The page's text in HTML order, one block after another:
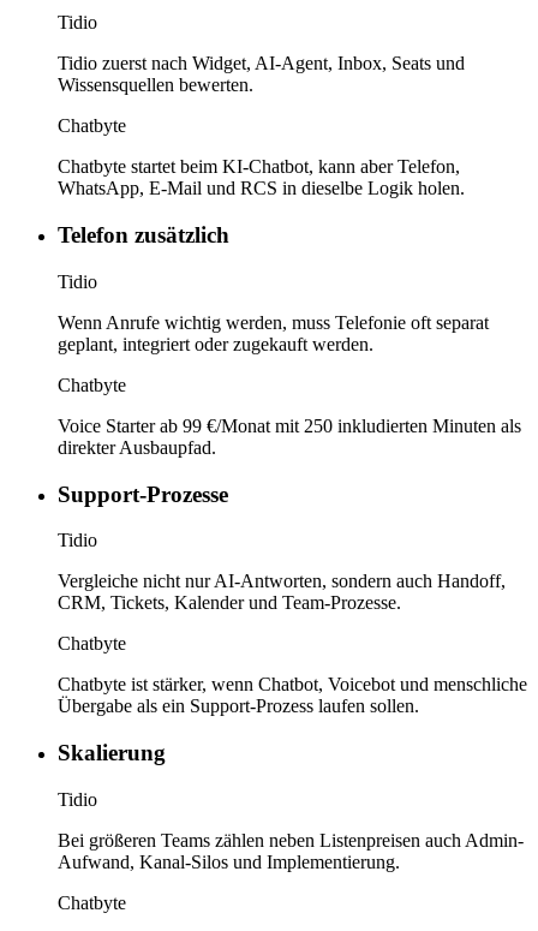
Tidio
Tidio zuerst nach Widget, AI-Agent, Inbox, Seats und
Wissensquellen bewerten.
Chatbyte
Chatbyte startet beim KI-Chatbot, kann aber Telefon,
WhatsApp, E-Mail und RCS in dieselbe Logik holen.
Telefon zusätzlich
Tidio
Wenn Anrufe wichtig werden, muss Telefonie oft separat
geplant, integriert oder zugekauft werden.
Chatbyte
Voice Starter ab 99 €/Monat mit 250 inkludierten Minuten als
direkter Ausbaupfad.
Support-Prozesse
Tidio
Vergleiche nicht nur AI-Antworten, sondern auch Handoff,
CRM, Tickets, Kalender und Team-Prozesse.
Chatbyte
Chatbyte ist stärker, wenn Chatbot, Voicebot und menschliche
Übergabe als ein Support-Prozess laufen sollen.
Skalierung
Tidio
Bei größeren Teams zählen neben Listenpreisen auch Admin-
Aufwand, Kanal-Silos und Implementierung.
Chatbyte